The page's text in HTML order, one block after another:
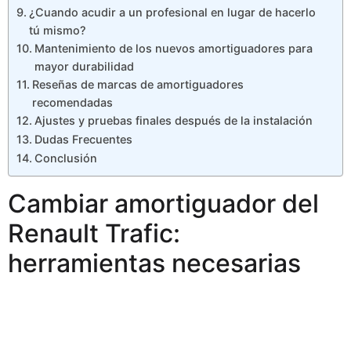
¿Cuando acudir a un profesional en lugar de hacerlo
tú mismo?
Mantenimiento de los nuevos amortiguadores para
mayor durabilidad
Reseñas de marcas de amortiguadores
recomendadas
Ajustes y pruebas finales después de la instalación
Dudas Frecuentes
Conclusión
Cambiar amortiguador del
Renault Trafic:
herramientas necesarias